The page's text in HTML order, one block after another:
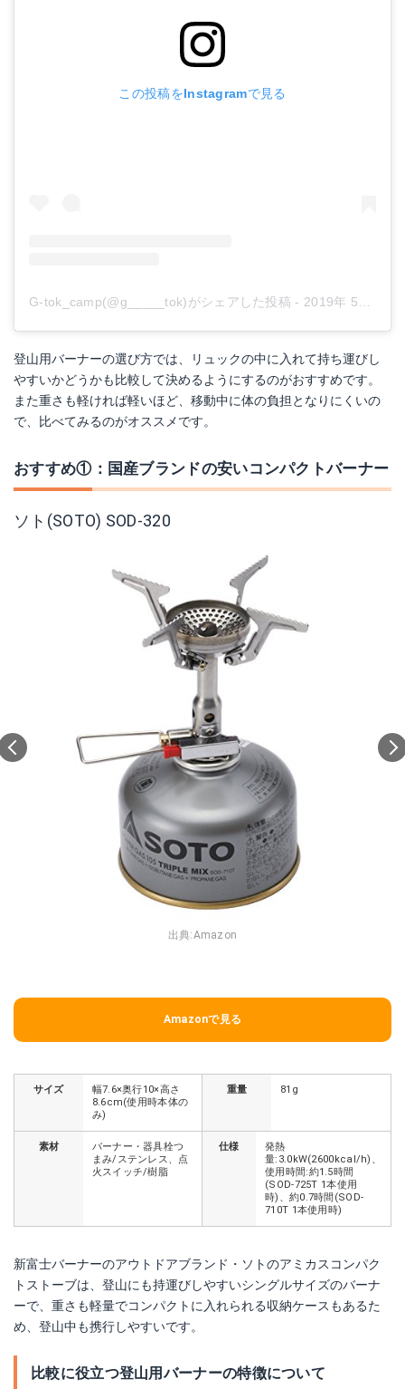
この投稿をInstagramで見る
G-tok_camp(@g_____tok)がシェアした投稿 - 2019年 5月月6日午後10時23分PDT
登山用バーナーの選び方では、リュックの中に入れて持ち運びし
やすいかどうかも比較して決めるようにするのがおすすめです。
また重さも軽ければ軽いほど、移動中に体の負担となりにくいの
で、比べてみるのがオススメです。
おすすめ①：国産ブランドの安いコンパクトバーナー
ソト(SOTO) SOD-320
出典:Amazon
Amazonで見る
サイズ
幅7.6×奥行10×高さ
8.6cm(使用時本体の
み)
重量 81g
素材
バーナー・器具栓つ
まみ/ステンレス、点
火スイッチ/樹脂
仕様
発熱
量:3.0kW(2600kcal/h)、
使用時間:約1.5時間
(SOD-725T 1本使用
時)、約0.7時間(SOD-
710T 1本使用時)
新富士バーナーのアウトドアブランド・ソトのアミカスコンパク
トストーブは、登山にも持運びしやすいシングルサイズのバーナ
ーで、重さも軽量でコンパクトに入れられる収納ケースもあるた
め、登山中も携行しやすいです。
比較に役立つ登山用バーナーの特徴について